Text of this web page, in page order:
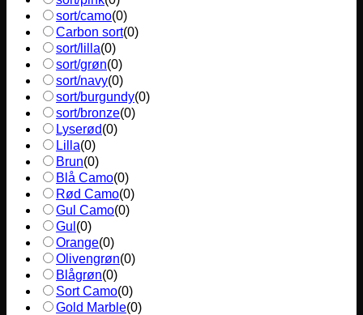
sort/camo(0)
Carbon sort(0)
sort/lilla(0)
sort/grøn(0)
sort/navy(0)
sort/burgundy(0)
sort/bronze(0)
Lyserød(0)
Lilla(0)
Brun(0)
Blå Camo(0)
Rød Camo(0)
Gul Camo(0)
Gul (0)
Orange(0)
Olivengrøn(0)
Blågrøn(0)
Sort Camo(0)
Gold Marble(0)